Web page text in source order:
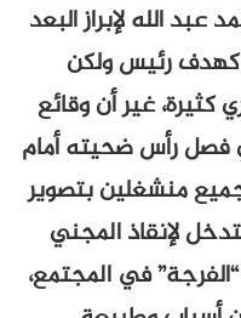
الله لإبراز البعد
كهدف رئيس ولكن
غير أن وقائع
فصل رأس ضحيته أمام
منشغلين بتصوير
لإنقاذ المجني
في المجتمع،